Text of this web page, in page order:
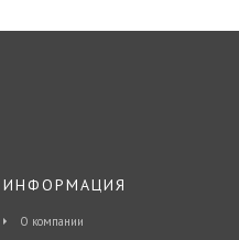
ИНФОРМАЦИЯ
О компании